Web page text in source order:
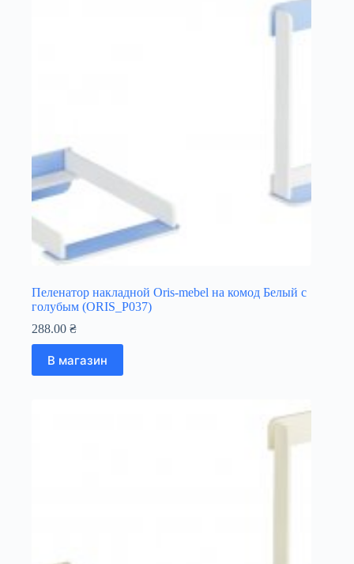
Пеленатор накладной Oris-mebel на комод Белый с
голубым (ORIS_P037)
288.00 ₴
В магазин